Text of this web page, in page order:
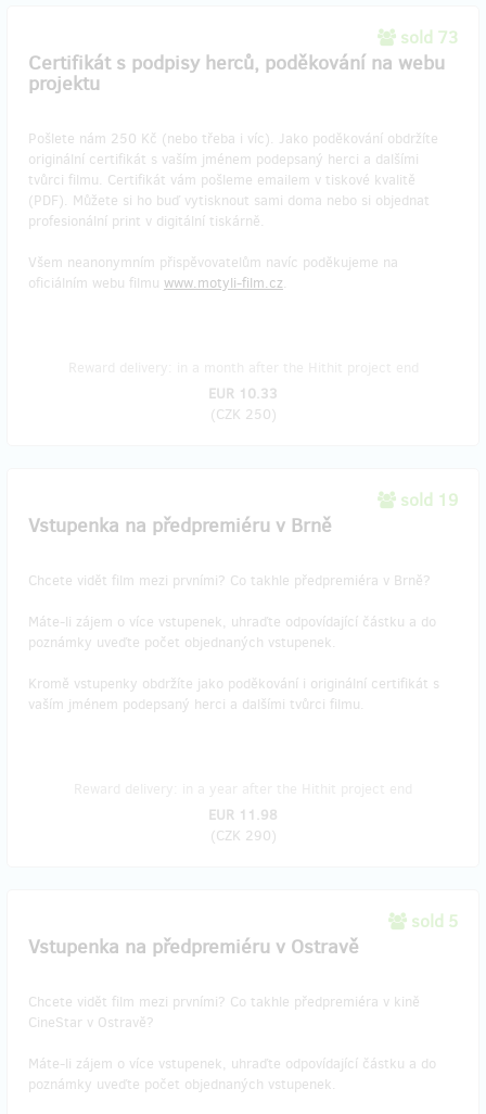
sold 73
Certifikát s podpisy herců, poděkování na webu
projektu
Pošlete nám 250 Kč (nebo třeba i víc). Jako poděkování obdržíte
originální certifikát s vaším jménem podepsaný herci a dalšími
tvůrci filmu. Certifikát vám pošleme emailem v tiskové kvalitě
(PDF). Můžete si ho buď vytisknout sami doma nebo si objednat
profesionální print v digitální tiskárně.
Všem neanonymním přispěvovatelům navíc poděkujeme na
oficiálním webu filmu www.motyli-film.cz.
EUR 10.33
(CZK 250)
sold 19
Vstupenka na předpremiéru v Brně
Chcete vidět film mezi prvními? Co takhle předpremiéra v Brně?
Máte-li zájem o více vstupenek, uhraďte odpovídající částku a do
poznámky uveďte počet objednaných vstupenek.
Kromě vstupenky obdržíte jako poděkování i originální certifikát s
vaším jménem podepsaný herci a dalšími tvůrci filmu.
EUR 11.98
(CZK 290)
sold 5
Vstupenka na předpremiéru v Ostravě
Chcete vidět film mezi prvními? Co takhle předpremiéra v kině
CineStar v Ostravě?
Máte-li zájem o více vstupenek, uhraďte odpovídající částku a do
poznámky uveďte počet objednaných vstupenek.